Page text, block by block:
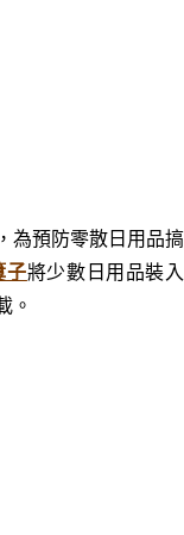
為預防零散日用品搞
子將少數日用品裝入
。